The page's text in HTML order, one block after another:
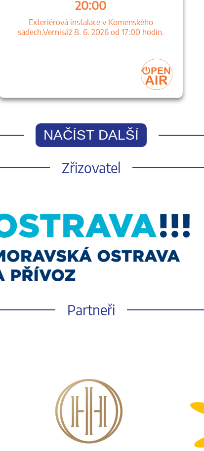
20:00
Exteriérová instalace v Komenského
sadech.Vernisáž 8. 6. 2026 od 17:00 hodin.
NAČÍST DALŠÍ
Zřizovatel
Partneři